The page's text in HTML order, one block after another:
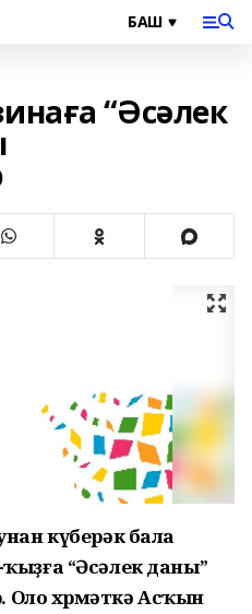
“Әсәлек
күберәк бала
“Әсәлек даны”
хөрмәткә Асҡын